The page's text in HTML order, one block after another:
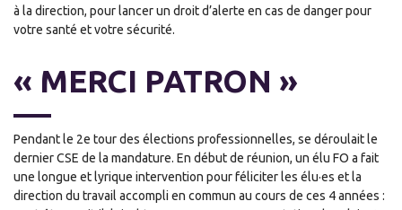
à la direction, pour lancer un droit d’alerte en cas de danger pour
votre santé et votre sécurité.
« MERCI PATRON »
Pendant le 2e tour des élections professionnelles, se déroulait le
dernier CSE de la mandature. En début de réunion, un élu FO a fait
une longue et lyrique intervention pour féliciter les élu·es et la
direction du travail accompli en commun au cours de ces 4 années :